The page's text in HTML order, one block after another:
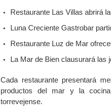
Restaurante Las Villas abrirá
Luna Creciente Gastrobar
Restaurante Luz de Mar
La Mar de Bien clausurará las
Cada restaurante presentará
productos del mar y la
torrevejense.